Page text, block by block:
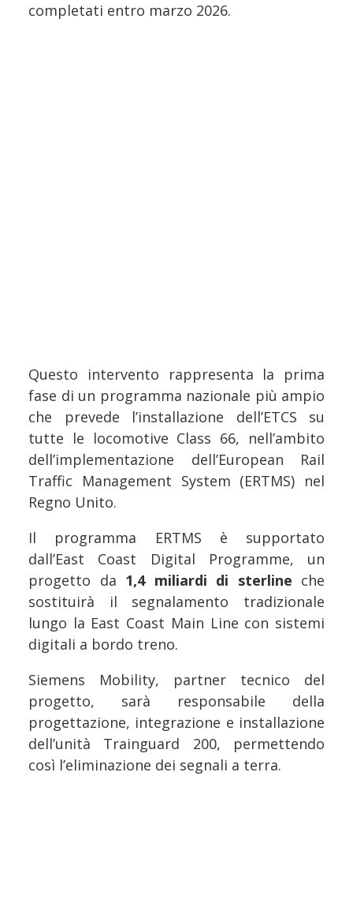
completati entro marzo 2026.
Questo intervento rappresenta la prima
fase di un programma nazionale più ampio
che prevede l’installazione dell’ETCS su
tutte le locomotive Class 66, nell’ambito
dell’implementazione dell’European Rail
Traffic Management System (ERTMS) nel
Regno Unito.
Il programma ERTMS è supportato
dall’East Coast Digital Programme, un
progetto da 1,4 miliardi di sterline che
sostituirà il segnalamento tradizionale
lungo la East Coast Main Line con sistemi
digitali a bordo treno.
Siemens Mobility, partner tecnico del
progetto, sarà responsabile della
progettazione, integrazione e installazione
dell’unità Trainguard 200, permettendo
così l’eliminazione dei segnali a terra.